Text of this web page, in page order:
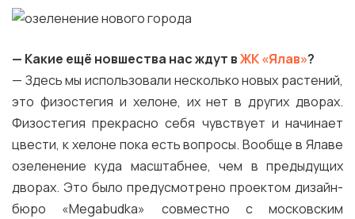
— Какие ещё новшества нас ждут вЖК «Ялав»?
— Здесь мы использовали несколько новых растений,
это физостегия и хелоне, их нет в других дворах.
Физостегия прекрасно себя чувствует и начинает
цвести, к хелоне пока есть вопросы. Вообще в Ялаве
озеленение куда масштабнее, чем в предыдущих
дворах. Это было предусмотрено проектом дизайн-
бюро «Megabudka» совместно с московским